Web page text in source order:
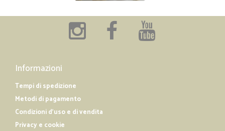
Informazioni
Tempi di spedizione
Metodi di pagamento
Condizioni d'uso e di vendita
Privacy e cookie